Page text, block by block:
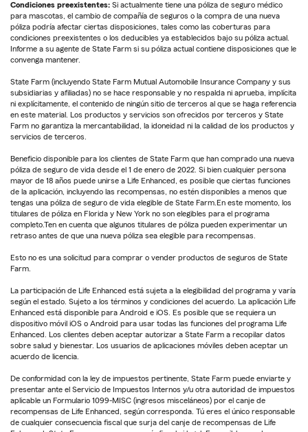
Condiciones preexistentes: Si actualmente tiene una póliza de seguro médico
para mascotas, el cambio de compañía de seguros o la compra de una nueva
póliza podría afectar ciertas disposiciones, tales como las coberturas para
condiciones preexistentes o los deducibles ya establecidos bajo su póliza actual.
Informe a su agente de State Farm si su póliza actual contiene disposiciones que le
convenga mantener.
State Farm (incluyendo State Farm Mutual Automobile Insurance Company y sus
subsidiarias y afiliadas) no se hace responsable y no respalda ni aprueba, implícita
ni explícitamente, el contenido de ningún sitio de terceros al que se haga referencia
en este material. Los productos y servicios son ofrecidos por terceros y State
Farm no garantiza la mercantabilidad, la idoneidad ni la calidad de los productos y
servicios de terceros.
Beneficio disponible para los clientes de State Farm que han comprado una nueva
póliza de seguro de vida desde el 1 de enero de 2022. Si bien cualquier persona
mayor de 18 años puede unirse a Life Enhanced, es posible que ciertas funciones
de la aplicación, incluyendo las recompensas, no estén disponibles a menos que
tengas una póliza de seguro de vida elegible de State Farm.En este momento, los
titulares de póliza en Florida y New York no son elegibles para el programa
completo.Ten en cuenta que algunos titulares de póliza pueden experimentar un
retraso antes de que una nueva póliza sea elegible para recompensas.
Esto no es una solicitud para comprar o vender productos de seguros de State
Farm.
La participación de Life Enhanced está sujeta a la elegibilidad del programa y varía
según el estado. Sujeto a los términos y condiciones del acuerdo. La aplicación Life
Enhanced está disponible para Android e iOS. Es posible que se requiera un
dispositivo móvil iOS o Android para usar todas las funciones del programa Life
Enhanced. Los clientes deben aceptar autorizar a State Farm a recopilar datos
sobre salud y bienestar. Los usuarios de aplicaciones móviles deben aceptar un
acuerdo de licencia.
De conformidad con la ley de impuestos pertinente, State Farm puede enviarte y
presentar ante el Servicio de Impuestos Internos y/u otra autoridad de impuestos
aplicable un Formulario 1099-MISC (ingresos misceláneos) por el canje de
recompensas de Life Enhanced, según corresponda. Tú eres el único responsable
de cualquier consecuencia fiscal que surja del canje de recompensas de Life